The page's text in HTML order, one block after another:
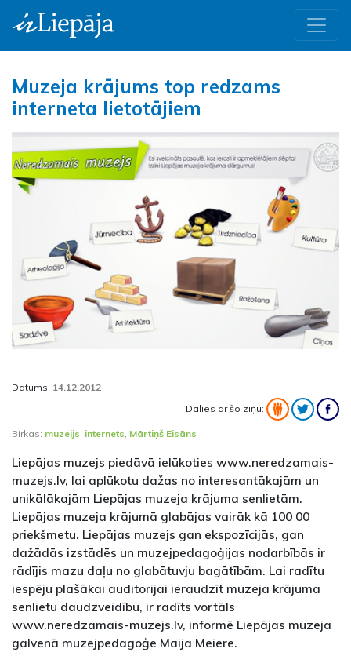
Muzeja krājums top redzams
interneta lietotājiem
Datums: 14.12.2012
Dalies ar šo ziņu:
Birkas: muzeijs, internets, Mārtiņš Eisāns
Liepājas muzejs piedāvā ielūkoties www.neredzamais-
muzejs.lv, lai aplūkotu dažas no interesantākajām un
unikālākajām Liepājas muzeja krājuma senlietām.
Liepājas muzeja krājumā glabājas vairāk kā 100 00
priekšmetu. Liepājas muzejs gan ekspozīcijās, gan
dažādās izstādēs un muzejpedagoģijas nodarbībās ir
rādījis mazu daļu no glabātuvju bagātībām. Lai radītu
iespēju plašākai auditorijai ieraudzīt muzeja krājuma
senlietu daudzveidību, ir radīts vortāls
www.neredzamais-muzejs.lv, informē Liepājas muzeja
galvenā muzejpedagoģe Maija Meiere.